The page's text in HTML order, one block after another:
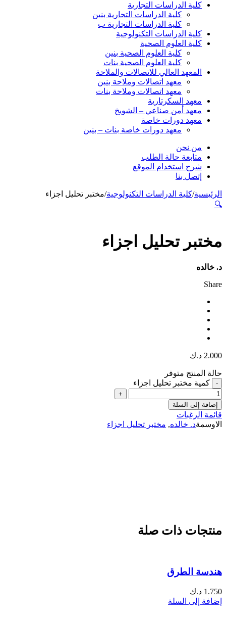
كلية الدراسات التجارية
كلية الدراسات التجارية بنين
كلية الدراسات التجارية ب
كلية الدراسات التكنولوجية
كلية العلوم الصحية
كلية العلوم الصحية بنين
كلية العلوم الصحية بنات
المعهد العالي للاتصالات والملاحة
معهد اتصالات وملاحة بنين
معهد اتصالات وملاحة بنات
معهد السكرتارية
معهد أمن صناعي – الشويخ
معهد دورات خاصة
معهد دورات خاصة بنات – بنين
من نحن
متابعة حالة الطلب
شرح استخدام الموقع
إتصل بنا
الرئيسية/كلية الدراسات التكنولوجية/مختبر تحليل اجزاء
🔍
مختبر تحليل اجزاء
د. خالده
Share
2.000 د.ك
حالة المنتج متوفر
كمية مختبر تحليل اجزاء
إضافة إلى السلة
قائمة الرغبات
الاوسمةد. خالده, مختبر تحليل اجزاء
منتجات ذات صلة
هندسة الطرق
1.750 د.ك
إضافة إلى السلة